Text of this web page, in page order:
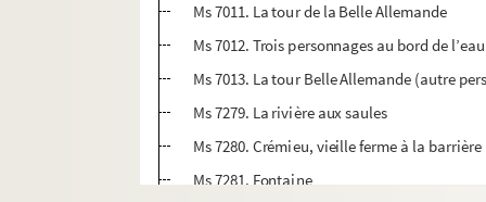
Ms 7011. La tour de la Belle Allemande
Ms 7012. Trois personnages au bord de l’eau
Ms 7013. La tour Belle Allemande (autre
Ms 7279. La rivière aux saules
Ms 7280. Crémieu, vieille ferme à la barrière
Ms 7281. Fontaine